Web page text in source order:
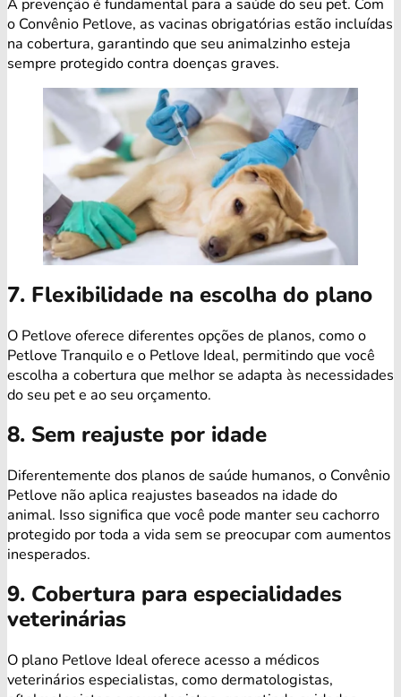
A prevenção é fundamental para a saúde do seu pet. Com
o Convênio Petlove, as vacinas obrigatórias estão incluídas
na cobertura, garantindo que seu animalzinho esteja
sempre protegido contra doenças graves.
7. Flexibilidade na escolha do plano
O Petlove oferece diferentes opções de planos, como o
Petlove Tranquilo e o Petlove Ideal, permitindo que você
escolha a cobertura que melhor se adapta às necessidades
do seu pet e ao seu orçamento.
8. Sem reajuste por idade
Diferentemente dos planos de saúde humanos, o Convênio
Petlove não aplica reajustes baseados na idade do
animal. Isso significa que você pode manter seu cachorro
protegido por toda a vida sem se preocupar com aumentos
inesperados.
9. Cobertura para especialidades
veterinárias
O plano Petlove Ideal oferece acesso a médicos
veterinários especialistas, como dermatologistas,